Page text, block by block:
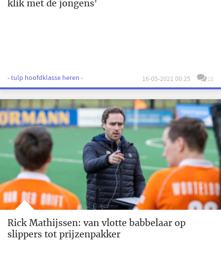
klik met de jongens'
- tulp hoofdklasse heren - 16-05-2021 00:25 10
Rick Mathijssen: van vlotte babbelaar op
slippers tot prijzenpakker